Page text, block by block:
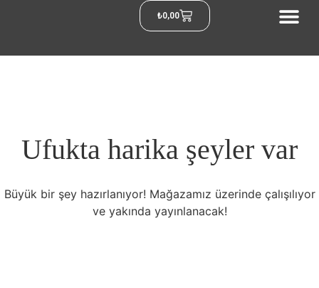
₺0,00
Ufukta harika şeyler var
Büyük bir şey hazırlanıyor! Mağazamız üzerinde çalışılıyor
ve yakında yayınlanacak!